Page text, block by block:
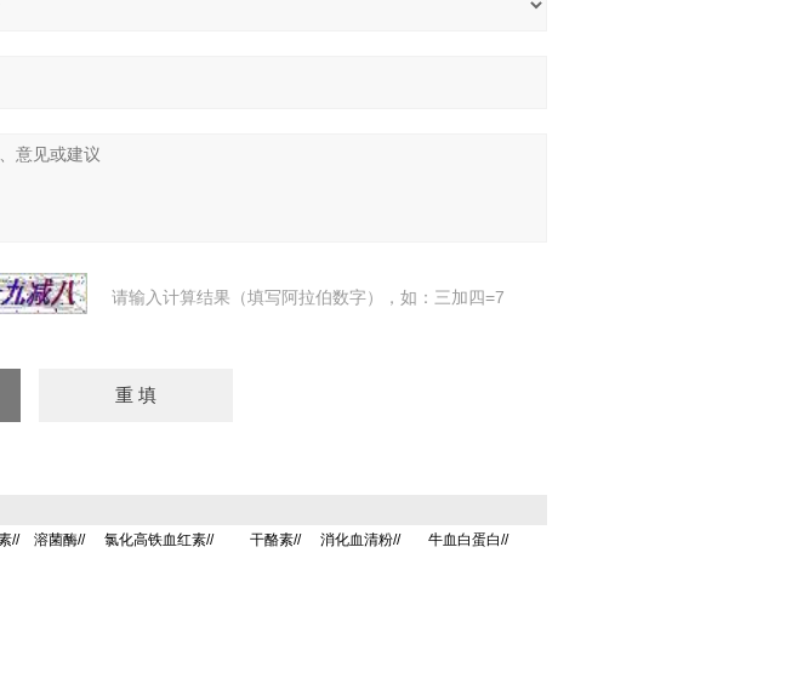
请输入计算结果（填写阿拉伯数字），如：三加四=7
// 溶菌酶// 氯化高铁血红素// 干酪素// 消化血清粉// 牛血白蛋白//